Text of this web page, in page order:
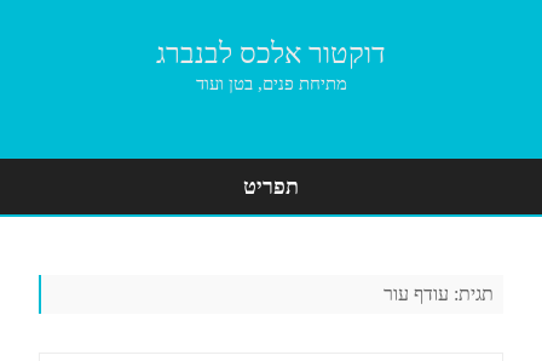
דוקטור אלכס לבנברג
מתיחת פנים, בטן ועוד
תפריט
תגית: עודף עור